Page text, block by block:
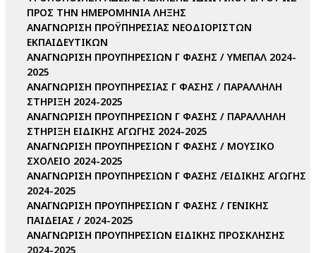
ΠΡΟΣ ΤΗΝ ΗΜΕΡΟΜΗΝΙΑ ΛΗΞΗΣ
ΑΝΑΓΝΩΡΙΣΗ ΠΡΟΫΠΗΡΕΣΙΑΣ ΝΕΟΔΙΟΡΙΣΤΩΝ
ΕΚΠΑΙΔΕΥΤΙΚΩΝ
ΑΝΑΓΝΩΡΙΣΗ ΠΡΟΥΠΗΡΕΣΙΩΝ Γ ΦΑΣΗΣ / ΥΜΕΠΑΛ 2024-
2025
ΑΝΑΓΝΩΡΙΣΗ ΠΡΟΥΠΗΡΕΣΙΑΣ Γ ΦΑΣΗΣ / ΠΑΡΑΛΛΗΛΗ
ΣΤΗΡΙΞΗ 2024-2025
ΑΝΑΓΝΩΡΙΣΗ ΠΡΟΥΠΗΡΕΣΙΩΝ Γ ΦΑΣΗΣ / ΠΑΡΑΛΛΗΛΗ
ΣΤΗΡΙΞΗ ΕΙΔΙΚΗΣ ΑΓΩΓΗΣ 2024-2025
ΑΝΑΓΝΩΡΙΣΗ ΠΡΟΥΠΗΡΕΣΙΩΝ Γ ΦΑΣΗΣ / ΜΟΥΣΙΚΟ
ΣΧΟΛΕΙΟ 2024-2025
ΑΝΑΓΝΩΡΙΣΗ ΠΡΟΥΠΗΡΕΣΙΩΝ Γ ΦΑΣΗΣ /ΕΙΔΙΚΗΣ ΑΓΩΓΗΣ
2024-2025
ΑΝΑΓΝΩΡΙΣΗ ΠΡΟΥΠΗΡΕΣΙΩΝ Γ ΦΑΣΗΣ / ΓΕΝΙΚΗΣ
ΠΑΙΔΕΙΑΣ / 2024-2025
ΑΝΑΓΝΩΡΙΣΗ ΠΡΟΥΠΗΡΕΣΙΩΝ ΕΙΔΙΚΗΣ ΠΡΟΣΚΛΗΣΗΣ
2024-2025